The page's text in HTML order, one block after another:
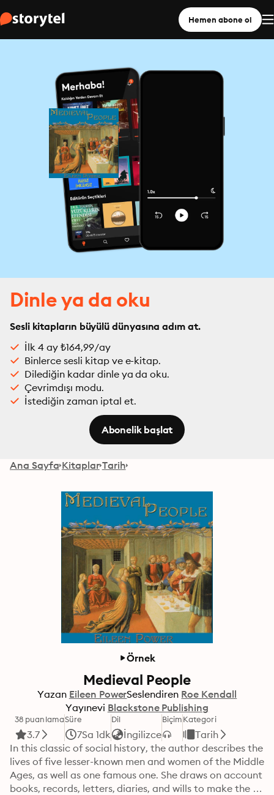
Hemen abone ol
Dinle ya da oku
Sesli kitapların büyülü dünyasına adım at.
İlk 4 ay ₺164,99/ay
Binlerce sesli kitap ve e-kitap.
Dilediğin kadar dinle ya da oku.
Çevrimdışı modu.
İstediğin zaman iptal et.
Abonelik başlat
Ana Sayfa Kitaplar Tarih
Örnek
Medieval People
Yazan Eileen PowerSeslendiren Roe Kendall
Yayınevi Blackstone Publishing
38 puanlama
3.7
Süre
7Sa 1dk
Dil
İngilizce
BiçimKategori
Tarih
In this classic of social history, the author describes the
lives of five lesser-known men and women of the Middle
Ages, as well as one famous one. She draws on account
books, records, letters, diaries, and wills to make the